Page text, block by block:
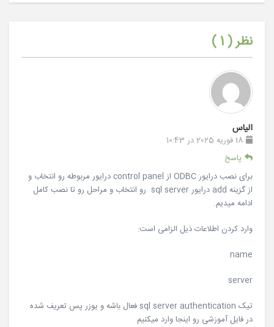
نظر (1
)
الیاس
18 فوریه 2025 در 10:43
پاسخ
برای نصب درایور ODBC از control panel درایور مربوطه رو انتخاب و
از گزینه add درایور sql server رو انتخاب و مراحل رو تا نصب کامل
ادامه میدیم.
وارد کردن اطلاعات ذیل الزامی است:
name
server
تیک sql server authentication فعال باشه و یوزر پس تعریف شده
در فایل آموزشی رو اینجا وارد میکنیم